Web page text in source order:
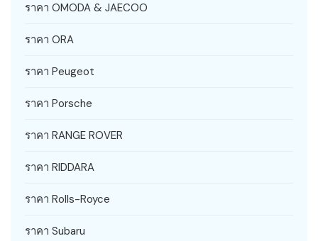
ราคา OMODA & JAECOO
ราคา ORA
ราคา Peugeot
ราคา Porsche
ราคา RANGE ROVER
ราคา RIDDARA
ราคา Rolls-Royce
ราคา Subaru